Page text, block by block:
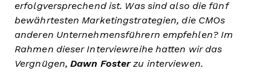
erfolgversprechend ist. Was sind also die fünf
bewährtesten Marketingstrategien, die CMOs
anderen Unternehmensführern empfehlen? Im
Rahmen dieser Interviewreihe hatten wir das
Vergnügen,Dawn Foster zu interviewen.